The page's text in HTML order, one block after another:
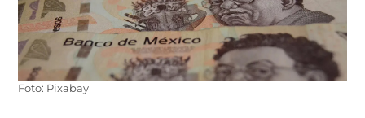
Foto: Pixabay